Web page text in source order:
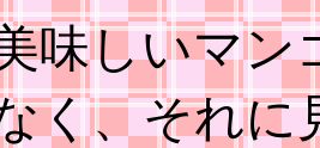
味しいマン
く、それに